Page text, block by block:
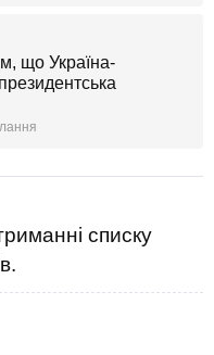
що Україна-
списку